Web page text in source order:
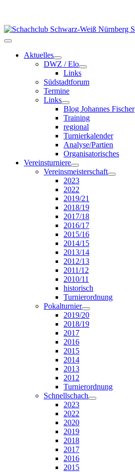
Aktuelles
DWZ / Elo
Links
Südstadtforum
Termine
Links
Blog Johannes Fischer
Training
regional
Turnierkalender
Analyse/Partien
Organisatorisches
Vereinsturniere
Vereinsmeisterschaft
2023
2022
2019/21
2018/19
2017/18
2016/17
2015/16
2014/15
2013/14
2012/13
2011/12
2010/11
historisch
Turnierordnung
Pokalturnier
2019/20
2018/19
2017
2016
2015
2014
2013
2012
Turnierordnung
Schnellschach
2023
2022
2020
2019
2018
2017
2016
2015